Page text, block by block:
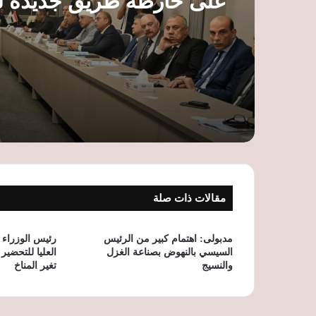
الخدمات وتوسيع قاعدة
مقالات ذات صلة
مدبولى: اهتمام كبير من الرئيس
السيسي بالنهوض بصناعة الغزل
والنسيج
رئيس الوزراء
العليا
تغير المناخ